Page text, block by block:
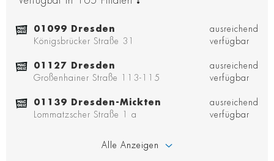
01099 Dresden
Königsbrücker Straße 31
ausreichend
verfügbar
01127 Dresden
Großenhainer Straße 113-115
ausreichend
verfügbar
01139 Dresden-Mickten
Lommatzscher Straße 1 a
ausreichend
verfügbar
Alle Anzeigen